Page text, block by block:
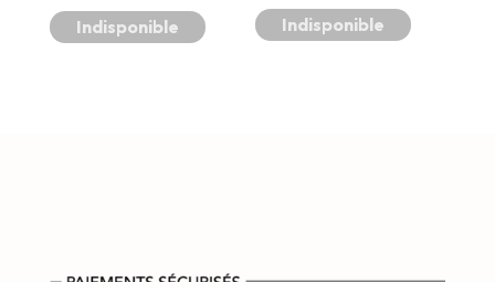
prix
prix
Indisponible Indisponible